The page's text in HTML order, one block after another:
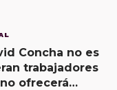
Concha no es
trabajadores
ofrecerá